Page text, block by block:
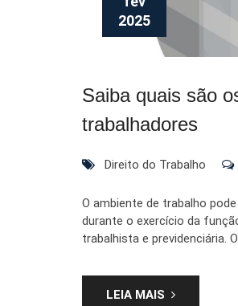
2025
Saiba quais são
trabalhadores
Direito do Trabalho
O ambiente de trabalho
durante o exercício da
trabalhista e previdenciária.
LEIA MAIS